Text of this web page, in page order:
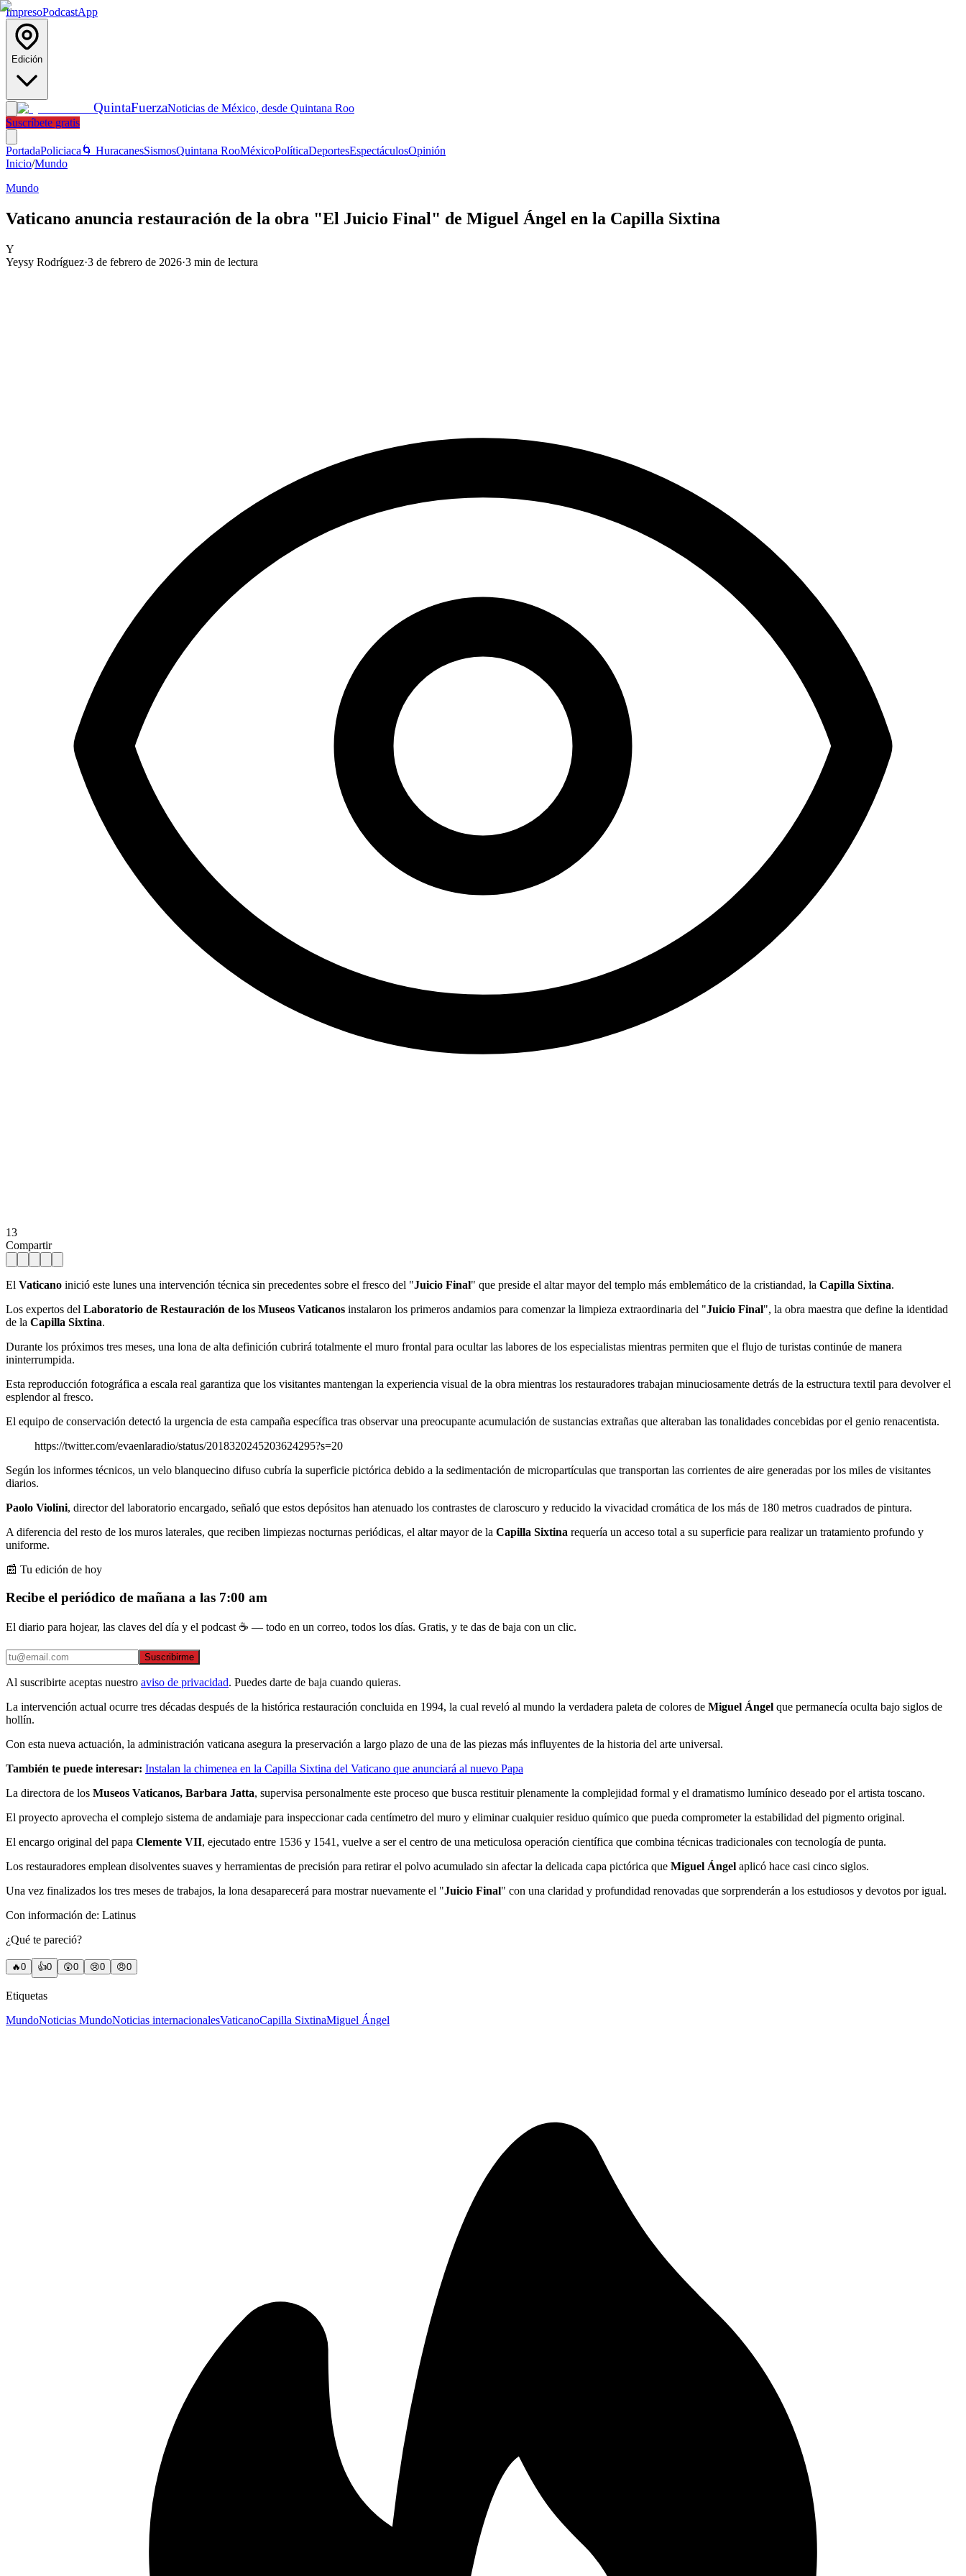
ImpresoPodcastApp
Edición
QuintaFuerzaNoticias de México, desde Quintana Roo
Suscríbete gratis
PortadaPoliciaca 🌀 HuracanesSismosQuintana RooMéxicoPolíticaDeportesEspectáculosOpinión
Inicio/Mundo
Mundo
Vaticano anuncia restauración de la obra "El Juicio Final" de Miguel Ángel en la Capilla Sixtina
Y
Yeysy Rodríguez·3 de febrero de 2026·3 min de lectura
13
Compartir
El Vaticano inició este lunes una intervención técnica sin precedentes sobre el fresco del "Juicio Final" que preside el altar mayor del templo más emblemático de la cristiandad, la Capilla Sixtina.
Los expertos del Laboratorio de Restauración de los Museos Vaticanos instalaron los primeros andamios para comenzar la limpieza extraordinaria del "Juicio Final", la obra maestra que define la identidad
de la Capilla Sixtina.
Durante los próximos tres meses, una lona de alta definición cubrirá totalmente el muro frontal para ocultar las labores de los especialistas mientras permiten que el flujo de turistas continúe de manera
ininterrumpida.
Esta reproducción fotográfica a escala real garantiza que los visitantes mantengan la experiencia visual de la obra mientras los restauradores trabajan minuciosamente detrás de la estructura textil para devolver el
esplendor al fresco.
El equipo de conservación detectó la urgencia de esta campaña específica tras observar una preocupante acumulación de sustancias extrañas que alteraban las tonalidades concebidas por el genio renacentista.
https://twitter.com/evaenlaradio/status/2018320245203624295?s=20
Según los informes técnicos, un velo blanquecino difuso cubría la superficie pictórica debido a la sedimentación de micropartículas que transportan las corrientes de aire generadas por los miles de visitantes
diarios.
Paolo Violini, director del laboratorio encargado, señaló que estos depósitos han atenuado los contrastes de claroscuro y reducido la vivacidad cromática de los más de 180 metros cuadrados de pintura.
A diferencia del resto de los muros laterales, que reciben limpiezas nocturnas periódicas, el altar mayor de la Capilla Sixtina requería un acceso total a su superficie para realizar un tratamiento profundo y
uniforme.
📰 Tu edición de hoy
Recibe el periódico de mañana a las 7:00 am
El diario para hojear, las claves del día y el podcast ☕ — todo en un correo, todos los días. Gratis, y te das de baja con un clic.
Suscribirme
Al suscribirte aceptas nuestro aviso de privacidad. Puedes darte de baja cuando quieras.
La intervención actual ocurre tres décadas después de la histórica restauración concluida en 1994, la cual reveló al mundo la verdadera paleta de colores de Miguel Ángel que permanecía oculta bajo siglos de
hollín.
Con esta nueva actuación, la administración vaticana asegura la preservación a largo plazo de una de las piezas más influyentes de la historia del arte universal.
También te puede interesar: Instalan la chimenea en la Capilla Sixtina del Vaticano que anunciará al nuevo Papa
La directora de los Museos Vaticanos, Barbara Jatta, supervisa personalmente este proceso que busca restituir plenamente la complejidad formal y el dramatismo lumínico deseado por el artista toscano.
El proyecto aprovecha el complejo sistema de andamiaje para inspeccionar cada centímetro del muro y eliminar cualquier residuo químico que pueda comprometer la estabilidad del pigmento original.
El encargo original del papa Clemente VII, ejecutado entre 1536 y 1541, vuelve a ser el centro de una meticulosa operación científica que combina técnicas tradicionales con tecnología de punta.
Los restauradores emplean disolventes suaves y herramientas de precisión para retirar el polvo acumulado sin afectar la delicada capa pictórica que Miguel Ángel aplicó hace casi cinco siglos.
Una vez finalizados los tres meses de trabajos, la lona desaparecerá para mostrar nuevamente el "Juicio Final" con una claridad y profundidad renovadas que sorprenderán a los estudiosos y devotos por igual.
Con información de: Latinus
¿Qué te pareció?
🔥0 👍0 😲0 😢0 😠0
Etiquetas
MundoNoticias MundoNoticias internacionalesVaticanoCapilla SixtinaMiguel Ángel